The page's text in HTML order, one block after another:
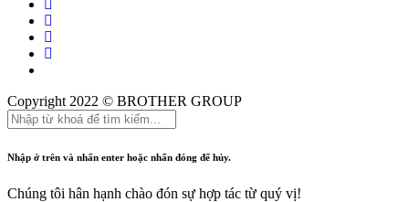
Copyright 2022 © BROTHER GROUP
Nhập ở trên và nhấn enter hoặc nhấn đóng để hủy.
Chúng tôi hân hạnh chào đón sự hợp tác từ quý vị!